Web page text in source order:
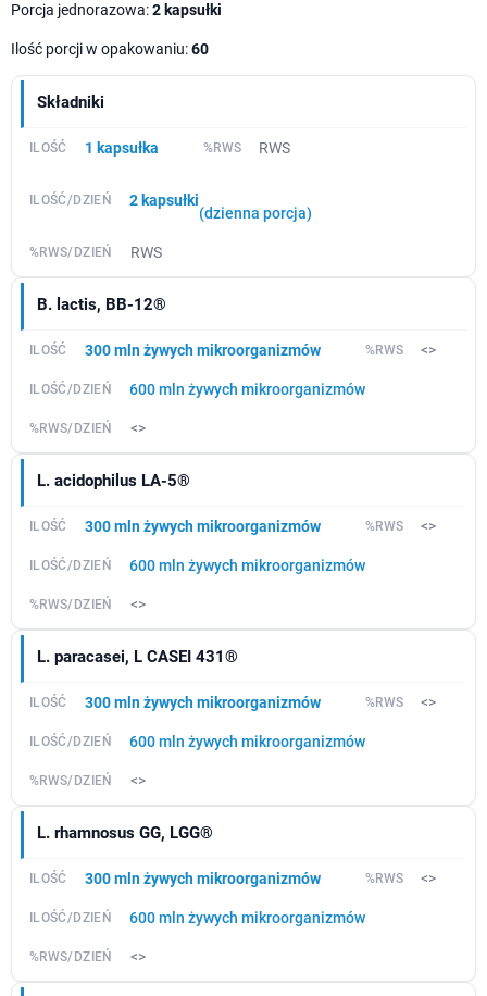
Porcja jednorazowa:2 kapsułki
Ilość porcji w opakowaniu:60
Składniki
1 kapsułka RWS
2 kapsułki
(dzienna porcja)
RWS
B. lactis, BB-12®
300 mln żywych mikroorganizmów <>
600 mln żywych mikroorganizmów
<>
L. acidophilus LA-5®
300 mln żywych mikroorganizmów <>
600 mln żywych mikroorganizmów
<>
L. paracasei, L CASEI 431®
300 mln żywych mikroorganizmów <>
600 mln żywych mikroorganizmów
<>
L. rhamnosus GG, LGG®
300 mln żywych mikroorganizmów <>
600 mln żywych mikroorganizmów
<>